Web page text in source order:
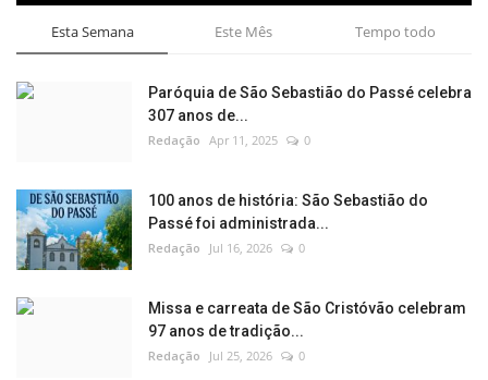
Esta Semana Este Mês Tempo todo
Paróquia de São Sebastião do Passé celebra
307 anos de...
Redação Apr 11, 2025 0
100 anos de história: São Sebastião do
Passé foi administrada...
Redação Jul 16, 2026 0
Missa e carreata de São Cristóvão celebram
97 anos de tradição...
Redação Jul 25, 2026 0